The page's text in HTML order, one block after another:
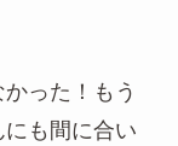
った！もう
も間に合い